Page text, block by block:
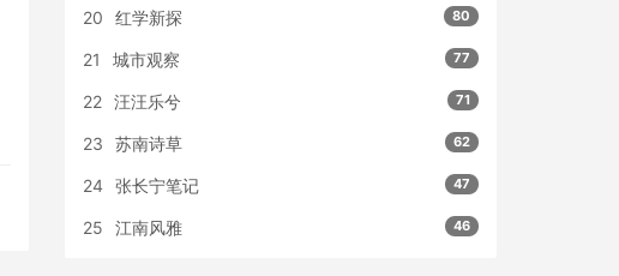
20 红学新探 80
21 城市观察 77
22 汪汪乐兮 71
23 苏南诗草 62
24 张长宁笔记 47
25 江南风雅 46